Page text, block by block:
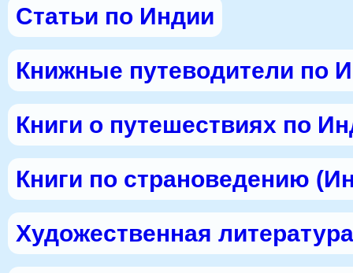
Статьи по Индии
Книжные путеводители по
Книги о путешествиях по
Книги по страноведению
Художественная